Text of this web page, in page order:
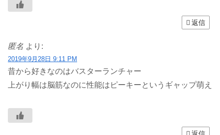
返信
匿名 より:
2019年9月28日 9:11 PM
昔から好きなのはバスターランチャー
上がり幅は脳筋なのに性能はピーキーというギャップ萌え
返信